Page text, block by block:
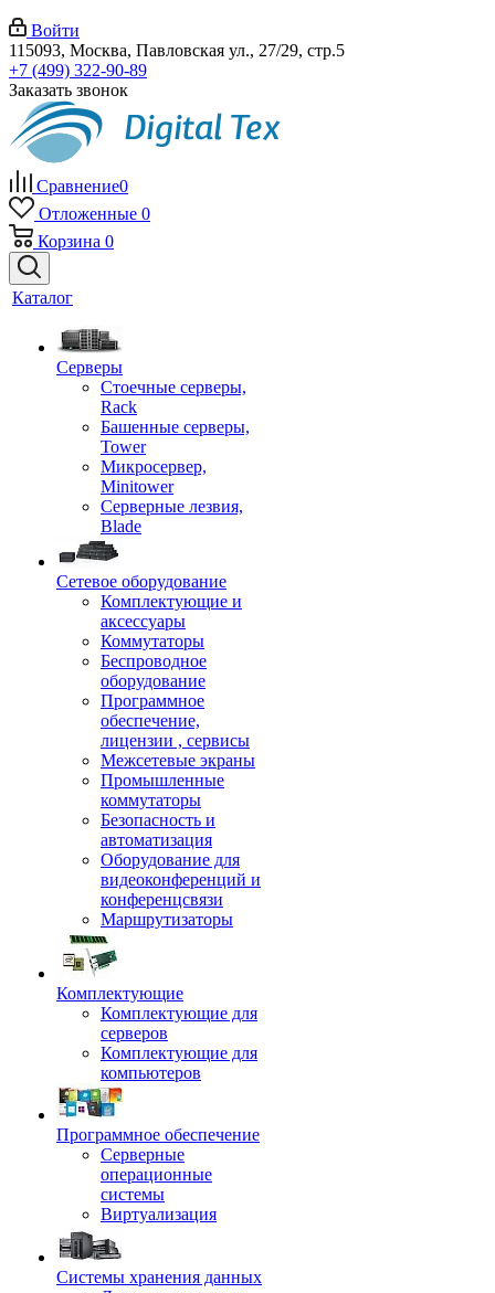
Войти
115093, Москва, Павловская ул., 27/29, стр.5
+7 (499) 322-90-89
Заказать звонок
Сравнение0
Отложенные 0
Корзина 0
Каталог
Серверы
Стоечные серверы,
Rack
Башенные серверы,
Tower
Микросервер,
Minitower
Серверные лезвия,
Blade
Сетевое оборудование
Комплектующие и
аксессуары
Коммутаторы
Беспроводное
оборудование
Программное
обеспечение,
лицензии , сервисы
Межсетевые экраны
Промышленные
коммутаторы
Безопасность и
автоматизация
Оборудование для
видеоконференций и
конференцсвязи
Маршрутизаторы
Комплектующие
Комплектующие для
серверов
Комплектующие для
компьютеров
Программное обеспечение
Серверные
операционные
системы
Виртуализация
Системы хранения данных